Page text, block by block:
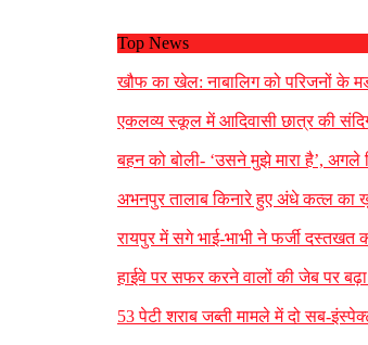
Top News
खौफ का खेल: नाबालिग को परिजनों के
एकलव्य स्कूल में आदिवासी छात्र की
बहन को बोली- ‘उसने मुझे मारा है’, अगले
अभनपुर तालाब किनारे हुए अंधे कत्ल का
रायपुर में सगे भाई-भाभी ने फर्जी
हाईवे पर सफर करने वालों की जेब पर
53 पेटी शराब जब्ती मामले में दो सब-